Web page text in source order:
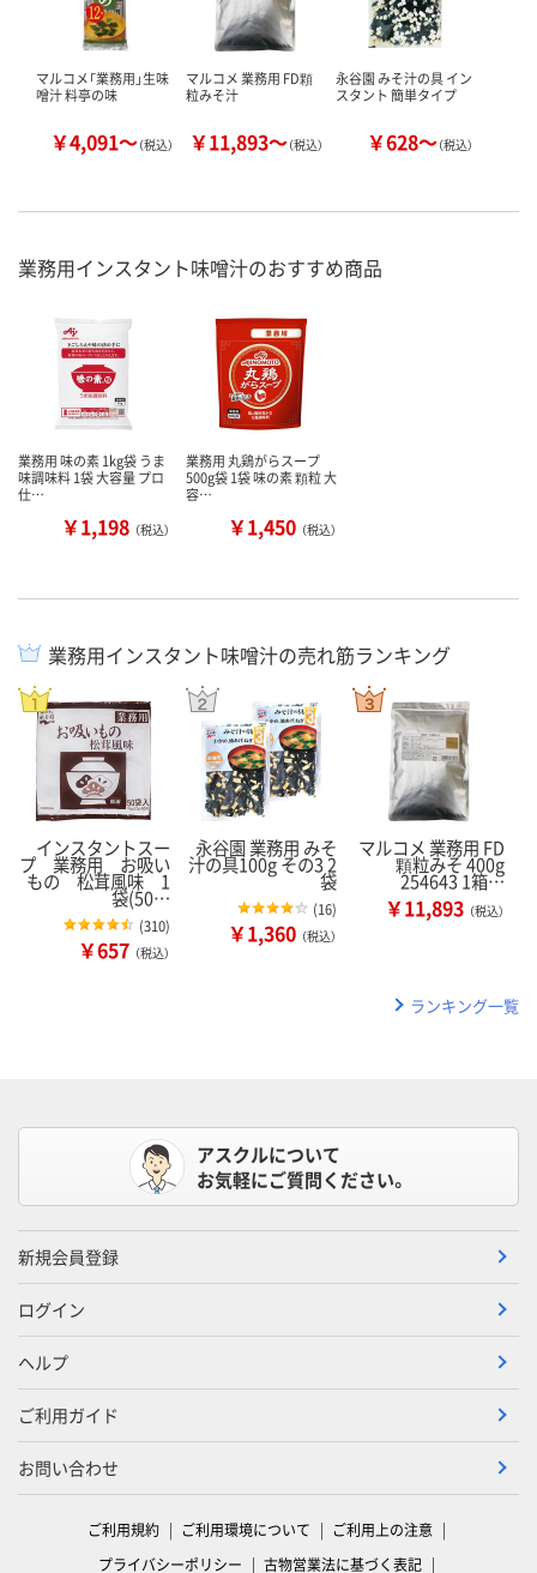
マルコメ「業務用」生味
噌汁 料亭の味
￥4,091～（税込）
マルコメ 業務用 FD顆
粒みそ汁
￥11,893～（税込）
永谷園 みそ汁の具 イン
スタント 簡単タイプ
￥628～（税込）
業務用インスタント味噌汁のおすすめ商品
業務用 味の素 1kg袋 うま
味調味料 1袋 大容量 プロ
仕…
￥1,198 （税込）
業務用 丸鶏がらスープ
500g袋 1袋 味の素 顆粒 大
容…
￥1,450 （税込）
業務用インスタント味噌汁の売れ筋ランキング
インスタントスー
プ 業務用 お吸い
もの 松茸風味 1
袋(50…
(310)
￥657 （税込）
永谷園 業務用 みそ
汁の具100g その3 2
袋
(16)
￥1,360 （税込）
マルコメ 業務用 FD
顆粒みそ 400g
254643 1箱…
￥11,893 （税込）
ランキング一覧
アスクルについて
お気軽にご質問ください。
新規会員登録
ログイン
ヘルプ
ご利用ガイド
お問い合わせ
ご利用規約 ご利用環境について
ご利用上の注意
プライバシーポリシー
古物営業法に基づく表記